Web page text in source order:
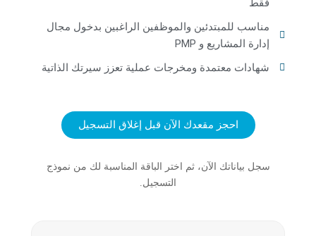
فقط
مناسب للمبتدئين والموظفين الراغبين بدخول مجال
إدارة المشاريع و PMP
شهادات معتمدة ومخرجات عملية تعزز سيرتك الذاتية
احجز مقعدك الآن قبل إغلاق التسجيل
سجل بياناتك الآن، ثم اختر الباقة المناسبة لك من نموذج
التسجيل.